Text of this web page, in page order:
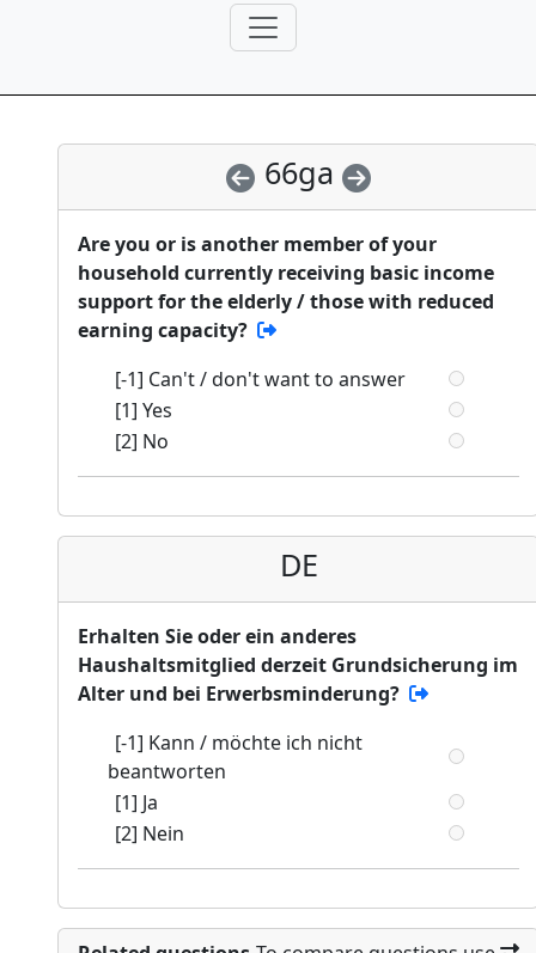
66ga
Are you or is another member of your
household currently receiving basic income
support for the elderly / those with reduced
earning capacity?
[-1] Can't / don't want to answer
[1] Yes
[2] No
DE
Erhalten Sie oder ein anderes
Haushaltsmitglied derzeit Grundsicherung im
Alter und bei Erwerbsminderung?
[-1] Kann / möchte ich nicht
beantworten
[1] Ja
[2] Nein